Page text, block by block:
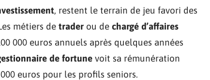
, restent le terrain de jeu favori des
métiers de trader ou de chargé d’affaires
000 euros annuels après quelques années
de fortune voit sa rémunération
euros pour les profils seniors.